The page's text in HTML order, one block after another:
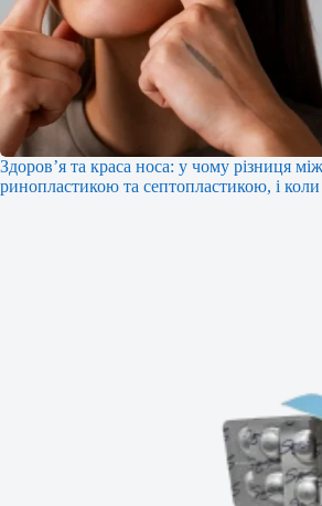
Здоров’я та краса носа: у чому різниця між
ринопластикою та септопластикою, і